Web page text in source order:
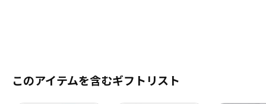
このアイテムを含むギフトリスト